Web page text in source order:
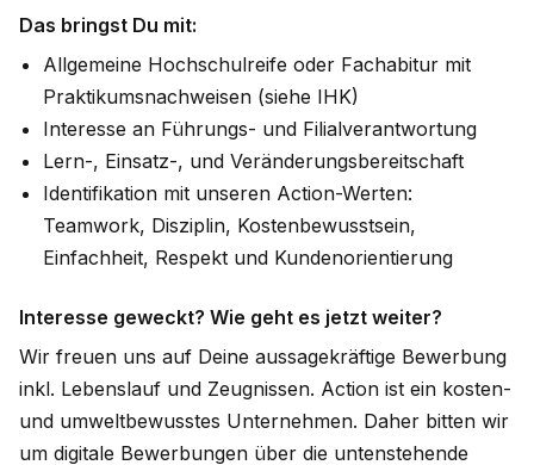
Das bringst Du mit:
Allgemeine Hochschulreife oder Fachabitur mit
Praktikumsnachweisen (siehe IHK)
Interesse an Führungs- und Filialverantwortung
Lern-, Einsatz-, und Veränderungsbereitschaft
Identifikation mit unseren Action-Werten:
Teamwork, Disziplin, Kostenbewusstsein,
Einfachheit, Respekt und Kundenorientierung
Interesse geweckt? Wie geht es jetzt weiter?
Wir freuen uns auf Deine aussagekräftige Bewerbung
inkl. Lebenslauf und Zeugnissen. Action ist ein kosten-
und umweltbewusstes Unternehmen. Daher bitten wir
um digitale Bewerbungen über die untenstehende